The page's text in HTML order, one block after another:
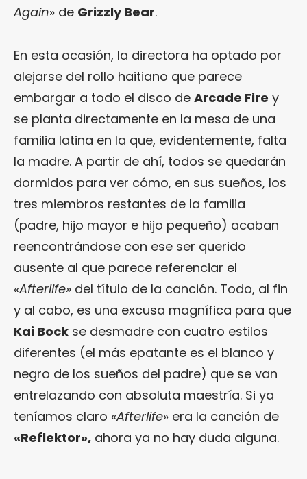
Again» de Grizzly Bear.
En esta ocasión, la directora ha optado por
alejarse del rollo haitiano que parece
embargar a todo el disco de Arcade Fire y
se planta directamente en la mesa de una
familia latina en la que, evidentemente, falta
la madre. A partir de ahí, todos se quedarán
dormidos para ver cómo, en sus sueños, los
tres miembros restantes de la familia
(padre, hijo mayor e hijo pequeño) acaban
reencontrándose con ese ser querido
ausente al que parece referenciar el
«Afterlife» del título de la canción. Todo, al fin
y al cabo, es una excusa magnífica para que
Kai Bock se desmadre con cuatro estilos
diferentes (el más epatante es el blanco y
negro de los sueños del padre) que se van
entrelazando con absoluta maestría. Si ya
teníamos claro «Afterlife» era la canción de
«Reflektor», ahora ya no hay duda alguna.